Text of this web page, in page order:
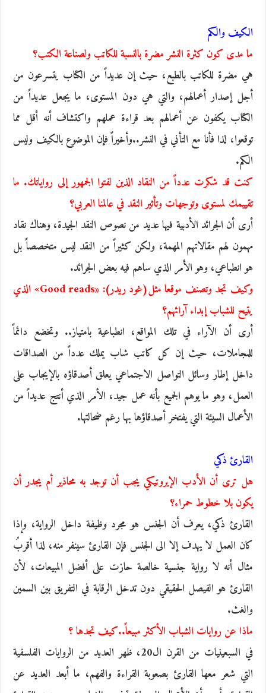
الكيف والكم
ما مدى كون كثرة النشر مضرة بالنسبة للكاتب ولصناعة الكتب؟
هي مضرة للكاتب بالطبع، حيث إن عديداً من الكتاب يتسرعون من
أجل إصدار أعمالهم، والتي هي دون المستوى، ما يجعل عديداً من
الكتاب يكفون عن أعمالهم بعد قراءة عملهم واكتشاف أنه أقل مما
توقعوا، لذا فأنا مع التأني في النشر..وأخيراً فإن الموضوع بالكيف وليس
الكم.
كنت قد شكرت عدداً من النقاد الذين لفتوا الجمهور إلى رواياتك. ما
تقييمك لمستوى وتوجهات وتأثير النقد في عالمنا العربي؟
أرى أن الجرائد الأدبية فيها عديد من نصوص النقد الجيدة، وهناك نقاد
مهمون لهم مقالاتهم المهمة، ولكن كثيراً من النقد ليس متخصصاً بل
هو انطباعي، وهو الأمر الذي ساهم فيه بعض الجرائد.
وكيف تجد وتصنف موقعا مثل(غود ريدر): «Good reads» الذي
يتيح للشباب إبداء آرائهم؟
أرى أن الآراء في تلك المواقع، انطباعية بامتياز.. وتخضع دائماً
للمجاملات، حيث إن كل كاتب شاب يملك عدداً من الصداقات
داخل إطار وسائل التواصل الاجتماعي يعلق أصدقاؤه بالإيجاب على
العمل، وهو ما يوهم الجميع بأنه عمل جيد، الأمر الذي أنتج عديداً من
الأعمال السيئة التي يفتخر أصدقاؤها بها رغم ضحالتها.
القارئ ذكي
هل ترى أن الأدب الإيروتيكي يجب أن توجد به محاذير أم يجدر أن
يكون بلا خطوط حمراء؟
القارئ ذكي، يعرف أن الجنس هو مجرد وظيفة داخل الرواية، وإذا
كان العمل لا يهدف إلا الى الجنس فإن القارئ سينفر منه، لذا أقربُ
مثال أنه لا رواية جنسية خالصة حازت على أفضل المبيعات، لأن
القارئ هو الفيصل الحقيقي دون تدخل الرقابة في التفريق بين السمين
والغث.
ماذا عن روايات الشباب الأكثر مبيعاً..كيف تجدها ؟
في السبعينيات من القرن ال20، ظهر العديد من الروايات الفلسفية
التي شعر معها القارئ بصعوبة القراءة والفهم، ما أبعد العديد عن